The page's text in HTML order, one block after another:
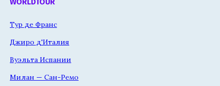
WORLDTOUR
Тур де Франс
Джиро д'Италия
Вуэльта Испании
Милан — Сан-Ремо